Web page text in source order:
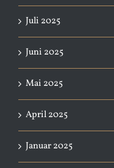
Juli 2025
Juni 2025
Mai 2025
April 2025
Januar 2025